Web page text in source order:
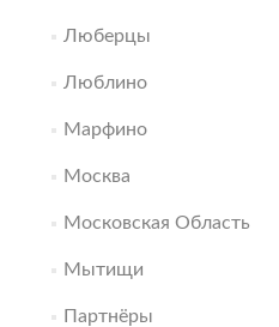
Люберцы
Люблино
Марфино
Москва
Московская Область
Мытищи
Партнёры